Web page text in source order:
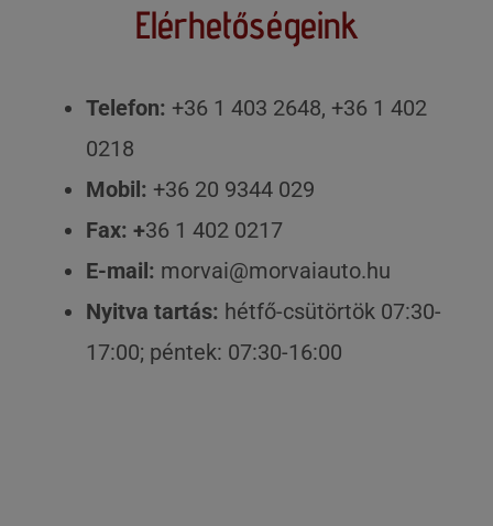
Elérhetőségeink
Telefon: +36 1 403 2648, +36 1 402
0218
Mobil: +36 20 9344 029
Fax: +36 1 402 0217
E-mail: morvai@morvaiauto.hu
Nyitva tartás: hétfő-csütörtök 07:30-
17:00; péntek: 07:30-16:00